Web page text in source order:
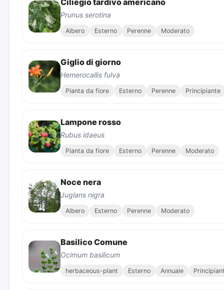
Prunus serotina
Albero Esterno Perenne Moderato
Giglio di giorno
Hemerocallis fulva
Pianta da fiore Esterno Perenne Principiante
Lampone rosso
Rubus idaeus
Pianta da fiore Esterno Perenne Moderato
Noce nera
Juglans nigra
Albero Esterno Perenne Moderato
Basilico Comune
Ocimum basilicum
herbaceous-plant Esterno Annuale